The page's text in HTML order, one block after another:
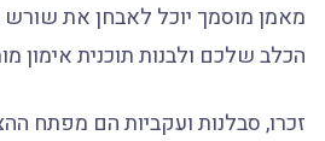
מאמן מוסמך יוכל לאבחן את שורש
הכלב שלכם ולבנות תוכנית אימון
זכרו, סבלנות ועקביות הם מפתח